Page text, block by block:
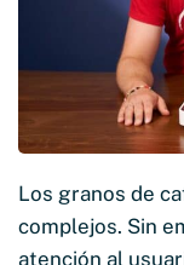
Los granos de
complejos. Sin
atención al